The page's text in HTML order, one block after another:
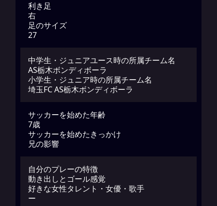
利き足
右
足のサイズ
27
中学生・ジュニアユース時の所属チーム名
AS栃木ボンディボーラ
小学生・ジュニア時の所属チーム名
埼玉FC AS栃木ボンディボーラ
サッカーを始めた年齢
7歳
サッカーを始めたきっかけ
兄の影響
自分のプレーの特徴
動き出しとゴール感覚
好きな女性タレント・女優・歌手
ー